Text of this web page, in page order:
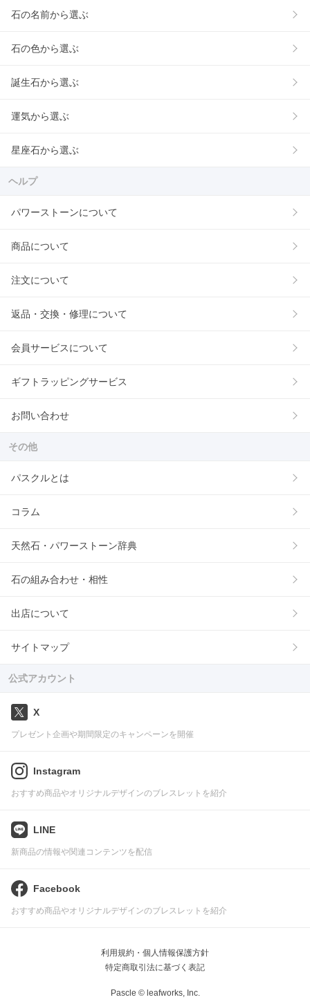
石の名前から選ぶ
石の色から選ぶ
誕生石から選ぶ
運気から選ぶ
星座石から選ぶ
ヘルプ
パワーストーンについて
商品について
注文について
返品・交換・修理について
会員サービスについて
ギフトラッピングサービス
お問い合わせ
その他
パスクルとは
コラム
天然石・パワーストーン辞典
石の組み合わせ・相性
出店について
サイトマップ
公式アカウント
X
プレゼント企画や期間限定のキャンペーンを開催
Instagram
おすすめ商品やオリジナルデザインのブレスレットを紹介
LINE
新商品の情報や関連コンテンツを配信
Facebook
おすすめ商品やオリジナルデザインのブレスレットを紹介
利用規約・個人情報保護方針
特定商取引法に基づく表記
Pascle © leafworks, Inc.